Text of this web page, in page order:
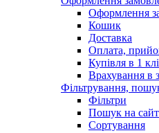
Оформлення
Кошик
Доставка
Оплата,
Купівля в 1
Врахування в
Фільтрування,
Фільтри
Пошук на
Сортування